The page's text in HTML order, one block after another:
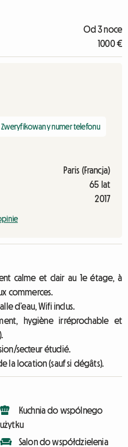
Od 3 noce
1000 €
Zweryfikowany numer telefonu
Paris (Francja)
65 lat
2017
calme et clair au 1e étage, à
commerces.
d’eau, Wifi inclus.
hygiène irréprochable et
secteur étudié.
la location (sauf si dégâts).
Kuchnia do wspólnego
użytku
Salon do współdzielenia